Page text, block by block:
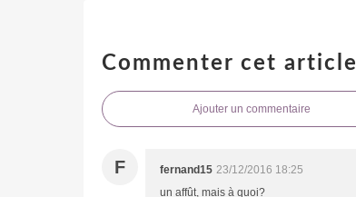
Commenter cet article
Ajouter un commentaire
F fernand15 23/12/2016 18:25
un affût, mais à quoi?